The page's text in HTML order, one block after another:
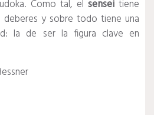
Como tal, el senseitiene
y sobre todo tiene una
la de ser la figura clave en